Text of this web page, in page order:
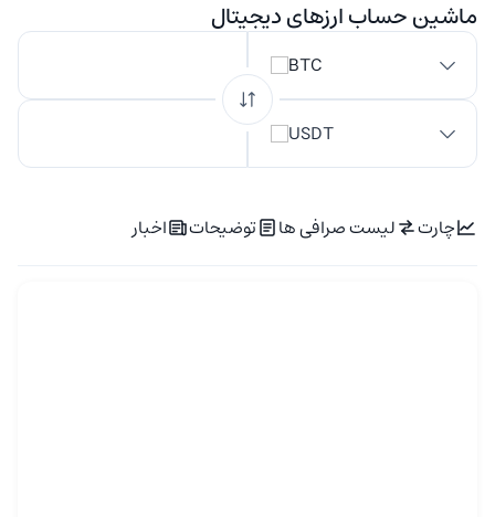
ماشین حساب ارزهای دیجیتال
BTC
USDT
چارت لیست صرافی ها توضیحات اخبار